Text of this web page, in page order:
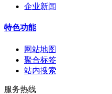
企业新闻
特色功能
网站地图
聚合标签
站内搜索
服务热线